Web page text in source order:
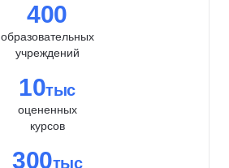
400
образовательных
учреждений
10тыс
оцененных
курсов
300тыс